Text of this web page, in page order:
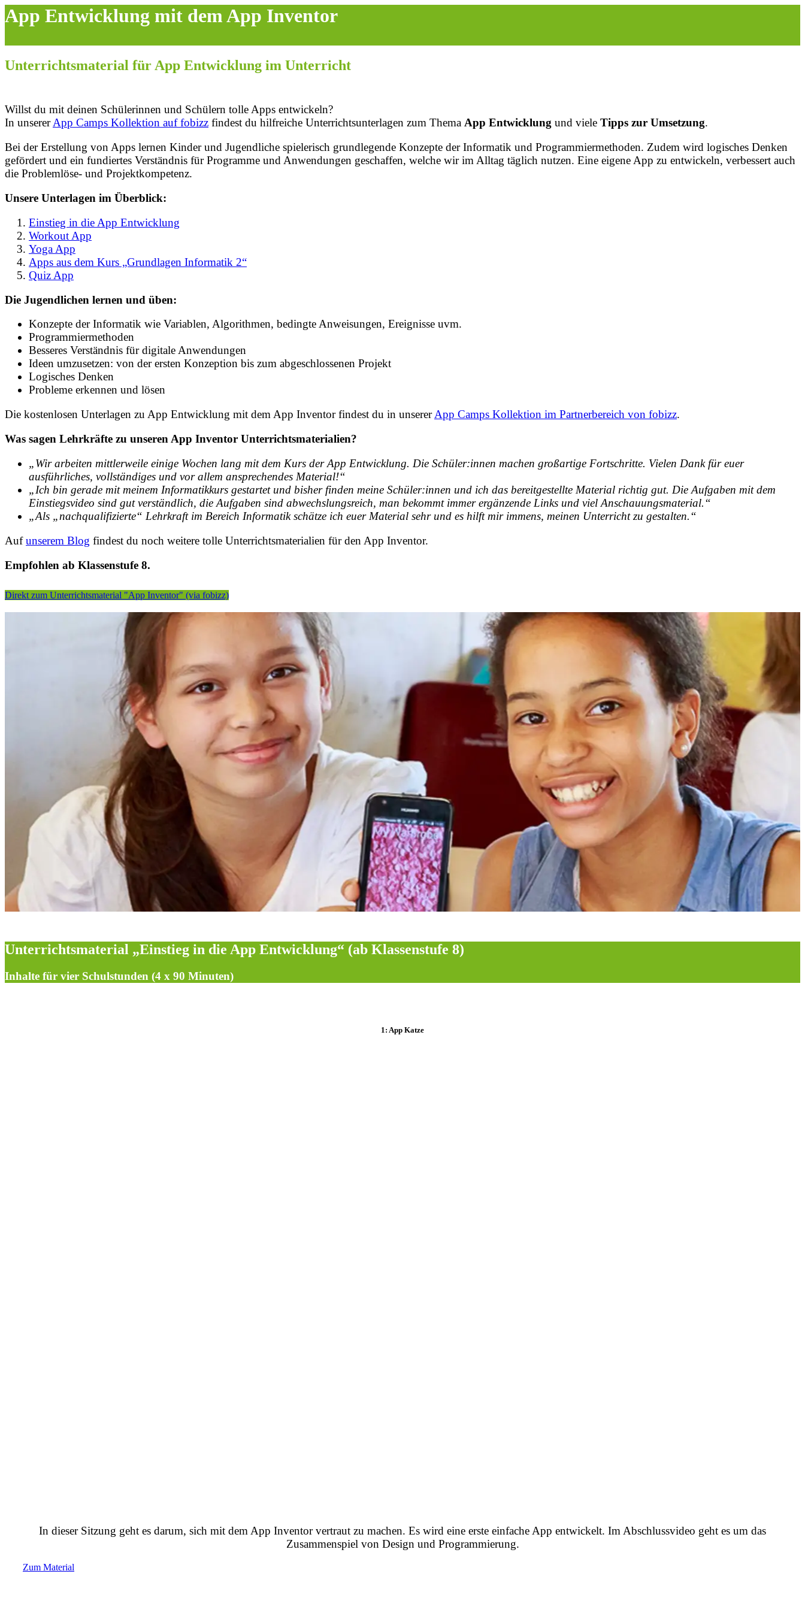
App Entwicklung mit dem App Inventor
Unterrichtsmaterial für App Entwicklung im Unterricht
Willst du mit deinen Schülerinnen und Schülern tolle Apps entwickeln?
In unsererApp Camps Kollektion auf fobizz findest du hilfreiche Unterrichtsunterlagen zum Thema App Entwicklung und viele Tipps zur Umsetzung.
Bei der Erstellung von Apps lernen Kinder und Jugendliche spielerisch grundlegende Konzepte der Informatik und Programmiermethoden. Zudem wird logisches Denken
gefördert und ein fundiertes Verständnis für Programme und Anwendungen geschaffen, welche wir im Alltag täglich nutzen. Eine eigene App zu entwickeln, verbessert auch
die Problemlöse- und Projektkompetenz.
Unsere Unterlagen im Überblick:
Einstieg in die App Entwicklung
Workout App
Yoga App
Apps aus dem Kurs „Grundlagen Informatik 2“
Quiz App
Die Jugendlichen lernen und üben:
Konzepte der Informatik wie Variablen, Algorithmen, bedingte Anweisungen, Ereignisse uvm.
Programmiermethoden
Besseres Verständnis für digitale Anwendungen
Ideen umzusetzen: von der ersten Konzeption bis zum abgeschlossenen Projekt
Logisches Denken
Probleme erkennen und lösen
Die kostenlosen Unterlagen zu App Entwicklung mit dem App Inventor findest du in unsererApp Camps Kollektion im Partnerbereich von fobizz.
Was sagen Lehrkräfte zu unseren App Inventor Unterrichtsmaterialien?
„Wir arbeiten mittlerweile einige Wochen lang mit dem Kurs der App Entwicklung. Die Schüler:innen machen großartige Fortschritte. Vielen Dank für euer
ausführliches, vollständiges und vor allem ansprechendes Material!“
„Ich bin gerade mit meinem Informatikkurs gestartet und bisher finden meine Schüler:innen und ich das bereitgestellte Material richtig gut. Die Aufgaben mit dem
Einstiegsvideo sind gut verständlich, die Aufgaben sind abwechslungsreich, man bekommt immer ergänzende Links und viel Anschauungsmaterial.“
„Als „nachqualifizierte“ Lehrkraft im Bereich Informatik schätze ich euer Material sehr und es hilft mir immens, meinen Unterricht zu gestalten.“
Aufunserem Blog findest du noch weitere tolle Unterrichtsmaterialien für den App Inventor.
Empfohlen ab Klassenstufe 8.
Direkt zum Unterrichtsmaterial "App Inventor" (via fobizz)
Unterrichtsmaterial „Einstieg in die App Entwicklung“ (ab Klassenstufe 8)
Inhalte für vier Schulstunden (4 x 90 Minuten)
1: App Katze
In dieser Sitzung geht es darum, sich mit dem App Inventor vertraut zu machen. Es wird eine erste einfache App entwickelt. Im Abschlussvideo geht es um das
Zusammenspiel von Design und Programmierung.
Zum Material